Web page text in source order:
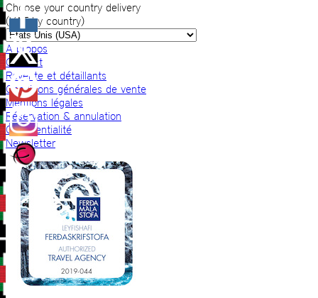
Choose your country delivery
(VAT by country)
A propos
Contact
Revente et détaillants
Conditions générales de vente
Mentions légales
Réservation & annulation
Confidentialité
Newsletter